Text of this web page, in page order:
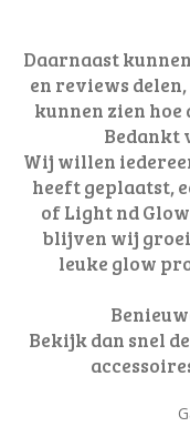
Daarnaast
en reviews
kunnen zien
Bedankt
Wij willen
heeft geplaatst,
of Light nd
blijven wij
leuke glow
Bekijk dan snel